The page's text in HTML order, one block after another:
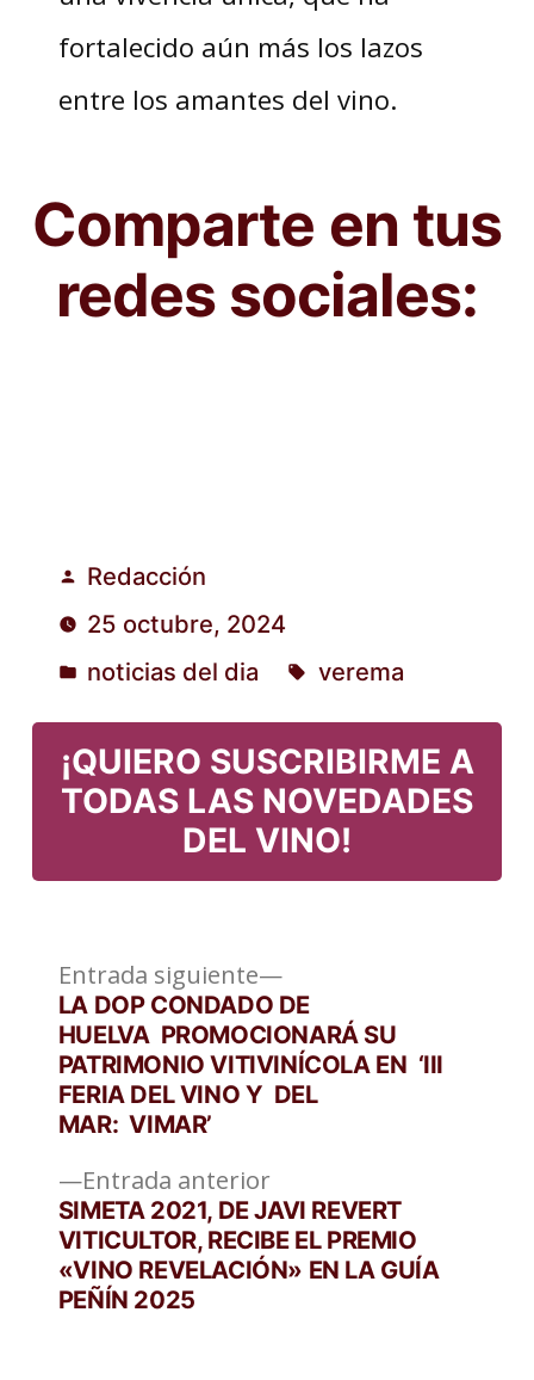
fortalecido aún más los lazos
entre los amantes del vino.
Comparte en tus
redes sociales:
Publicado
por
Redacción
25 octubre, 2024
Publicado
en
noticias del dia verema
¡QUIERO SUSCRIBIRME A
TODAS LAS NOVEDADES
DEL VINO!
Navegación
de
entradas
Entrada anteriorEntrada
anterior:
SIMETA 2021, DE JAVI REVERT
VITICULTOR, RECIBE EL PREMIO
«VINO REVELACIÓN» EN LA GUÍA
PEÑÍN 2025
Entrada siguiente
Entrada
siguiente:
LA DOP CONDADO DE
HUELVA PROMOCIONARÁ SU
PATRIMONIO VITIVINÍCOLA EN ‘III
FERIA DEL VINO Y DEL
MAR: VIMAR’